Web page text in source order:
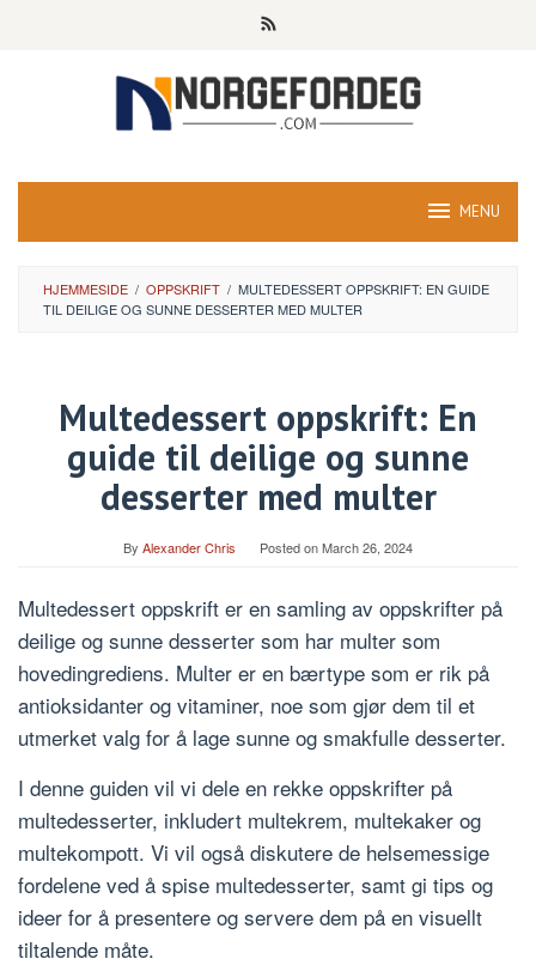
MENU
HJEMMESIDE / OPPSKRIFT / MULTEDESSERT OPPSKRIFT: EN GUIDE
TIL DEILIGE OG SUNNE DESSERTER MED MULTER
Multedessert oppskrift: En
guide til deilige og sunne
desserter med multer
By Alexander Chris Posted onMarch 26, 2024
Multedessert oppskrift er en samling av oppskrifter på
deilige og sunne desserter som har multer som
hovedingrediens. Multer er en bærtype som er rik på
antioksidanter og vitaminer, noe som gjør dem til et
utmerket valg for å lage sunne og smakfulle desserter.
I denne guiden vil vi dele en rekke oppskrifter på
multedesserter, inkludert multekrem, multekaker og
multekompott. Vi vil også diskutere de helsemessige
fordelene ved å spise multedesserter, samt gi tips og
ideer for å presentere og servere dem på en visuellt
tiltalende måte.